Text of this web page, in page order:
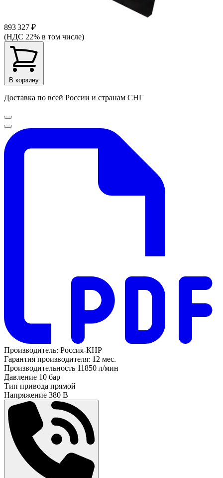
893 327 ₽
(НДС 22% в том числе)
В корзину
Доставка по всей России и странам СНГ
Производитель: Россия-КНР
Гарантия производителя: 12 мес.
Производительность 11850 л/мин
Давление 10 бар
Тип привода прямой
Напряжение 380 В